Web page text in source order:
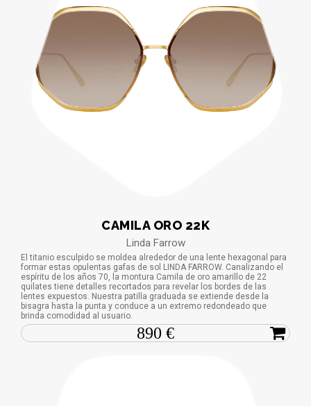
CAMILA ORO 22K
Linda Farrow
El titanio esculpido se moldea alrededor de una lente hexagonal para
formar estas opulentas gafas de sol LINDA FARROW. Canalizando el
espíritu de los años 70, la montura Camila de oro amarillo de 22
quilates tiene detalles recortados para revelar los bordes de las
lentes expuestos. Nuestra patilla graduada se extiende desde la
bisagra hasta la punta y conduce a un extremo redondeado que
brinda comodidad al usuario.
890 €